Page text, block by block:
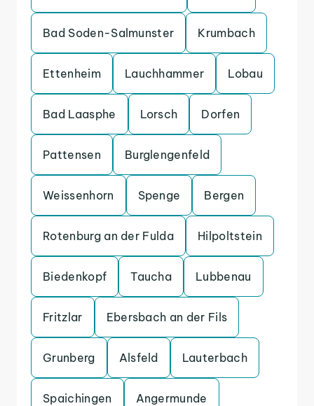
Bad Soden-Salmunster Krumbach
Ettenheim Lauchhammer Lobau
Bad Laasphe Lorsch Dorfen
Pattensen Burglengenfeld
Weissenhorn Spenge Bergen
Rotenburg an der Fulda Hilpoltstein
Biedenkopf Taucha Lubbenau
Fritzlar Ebersbach an der Fils
Grunberg Alsfeld Lauterbach
Spaichingen Angermunde